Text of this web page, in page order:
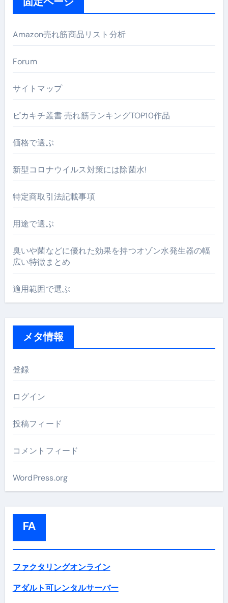
Amazon売れ筋商品リスト分析
Forum
サイトマップ
ピカキチ叢書 売れ筋ランキングTOP10作品
価格で選ぶ
新型コロナウイルス対策には除菌水!
特定商取引法記載事項
用途で選ぶ
臭いや菌などに優れた効果を持つオゾン水発生器の幅
広い特徴まとめ
適用範囲で選ぶ
メタ情報
登録
ログイン
投稿フィード
コメントフィード
WordPress.org
FA
ファクタリングオンライン
アダルト可レンタルサーバー